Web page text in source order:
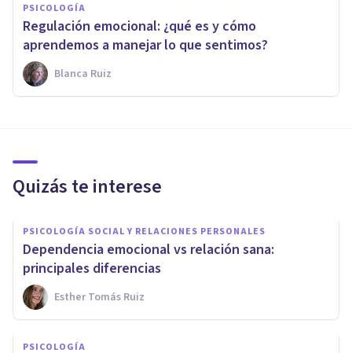
PSICOLOGÍA
Regulación emocional: ¿qué es y cómo
aprendemos a manejar lo que sentimos?
Blanca Ruiz
Quizás te interese
PSICOLOGÍA SOCIAL Y RELACIONES PERSONALES
Dependencia emocional vs relación sana:
principales diferencias
Esther Tomás Ruiz
PSICOLOGÍA